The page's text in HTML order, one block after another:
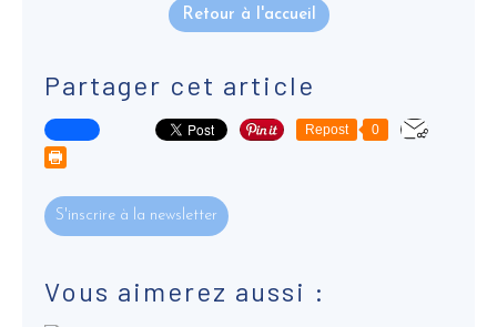
Retour à l'accueil
Partager cet article
Repost 0
S'inscrire à la newsletter
Vous aimerez aussi :